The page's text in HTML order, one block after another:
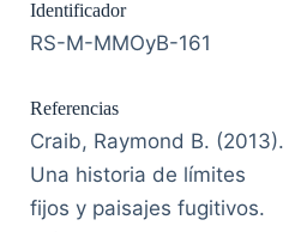
Identificador
RS-M-MMOyB-161
Referencias
Craib, Raymond B. (2013).
Una historia de límites
fijos y paisajes fugitivos.